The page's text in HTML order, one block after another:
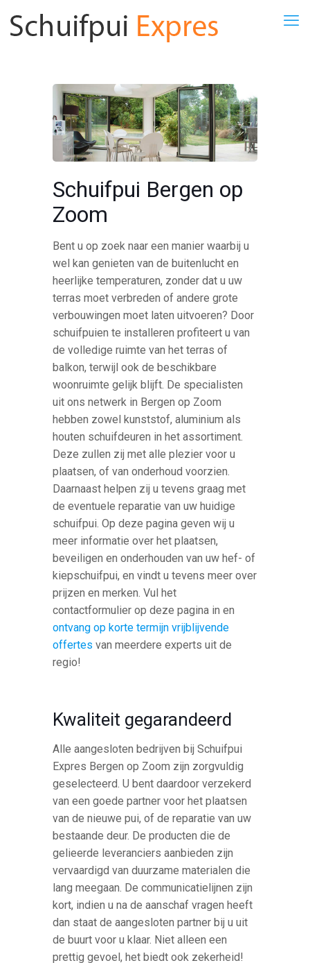
Schuifpui Bergen op
Zoom
Bent u op zoek naar een manier waarbij u
wel kan genieten van de buitenlucht en
heerlijke temperaturen, zonder dat u uw
terras moet verbreden of andere grote
verbouwingen moet laten uitvoeren? Door
schuifpuien te installeren profiteert u van
de volledige ruimte van het terras of
balkon, terwijl ook de beschikbare
woonruimte gelijk blijft. De specialisten
uit ons netwerk in Bergen op Zoom
hebben zowel kunststof, aluminium als
houten schuifdeuren in het assortiment.
Deze zullen zij met alle plezier voor u
plaatsen, of van onderhoud voorzien.
Daarnaast helpen zij u tevens graag met
de eventuele reparatie van uw huidige
schuifpui. Op deze pagina geven wij u
meer informatie over het plaatsen,
beveiligen en onderhouden van uw hef- of
kiepschuifpui, en vindt u tevens meer over
prijzen en merken. Vul het
contactformulier op deze pagina in en
ontvang op korte termijn vrijblijvende
offertes van meerdere experts uit de
regio!
Kwaliteit gegarandeerd
Alle aangesloten bedrijven bij Schuifpui
Expres Bergen op Zoom zijn zorgvuldig
geselecteerd. U bent daardoor verzekerd
van een goede partner voor het plaatsen
van de nieuwe pui, of de reparatie van uw
bestaande deur. De producten die de
gelieerde leveranciers aanbieden zijn
vervaardigd van duurzame materialen die
lang meegaan. De communicatielijnen zijn
kort, indien u na de aanschaf vragen heeft
dan staat de aangesloten partner bij u uit
de buurt voor u klaar. Niet alleen een
prettig gevoel, het biedt ook zekerheid!